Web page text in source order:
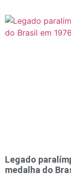
Legado
medalha do